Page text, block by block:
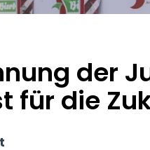
der
für die